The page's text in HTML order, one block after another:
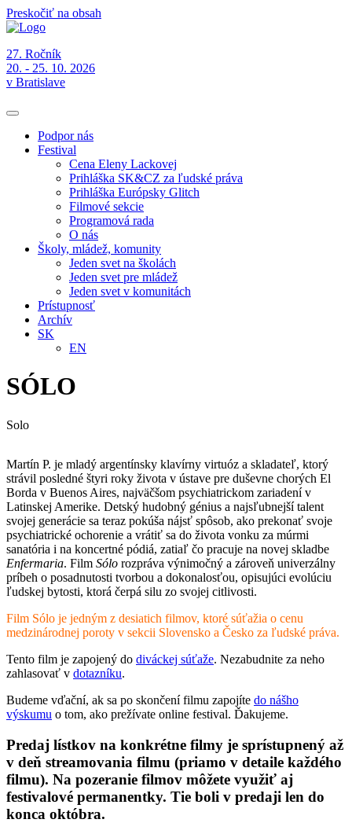
Preskočiť na obsah
27. Ročník
20. - 25. 10. 2026
v Bratislave
Podpor nás
Festival
Cena Eleny Lackovej
Prihláška SK&CZ za ľudské práva
Prihláška Európsky Glitch
Filmové sekcie
Programová rada
O nás
Školy, mládež, komunity
Jeden svet na školách
Jeden svet pre mládež
Jeden svet v komunitách
Prístupnosť
Archív
SK
EN
SÓLO
Solo
Martín P. je mladý argentínsky klavírny virtuóz a skladateľ, ktorý
strávil posledné štyri roky života v ústave pre duševne chorých El
Borda v Buenos Aires, najväčšom psychiatrickom zariadení v
Latinskej Amerike. Detský hudobný génius a najsľubnejší talent
svojej generácie sa teraz pokúša nájsť spôsob, ako prekonať svoje
psychiatrické ochorenie a vrátiť sa do života vonku za múrmi
sanatória i na koncertné pódiá, zatiaľ čo pracuje na novej skladbe
Enfermaria. Film Sólo rozpráva výnimočný a zároveň univerzálny
príbeh o posadnutosti tvorbou a dokonalosťou, opisujúci evolúciu
ľudskej bytosti, ktorá čerpá silu zo svojej citlivosti.
Film Sólo je jedným z desiatich filmov, ktoré súťažia o cenu
medzinárodnej poroty v sekcii Slovensko a Česko za ľudské práva.
Tento film je zapojený do diváckej súťaže. Nezabudnite za neho
zahlasovať v dotazníku.
Budeme vďační, ak sa po skončení filmu zapojíte do nášho
výskumu o tom, ako prežívate online festival. Ďakujeme.
Predaj lístkov na konkrétne filmy je sprístupnený až
v deň streamovania filmu (priamo v detaile každého
filmu). Na pozeranie filmov môžete využiť aj
festivalové permanentky. Tie boli v predaji len do
konca októbra.